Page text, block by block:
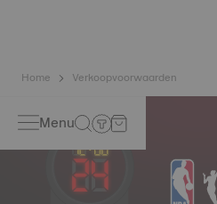
Home Verkoopvoorwaarden
Menu